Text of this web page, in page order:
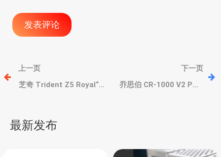
文
章
航
上一页
芝奇 Trident Z5 Royal“皇
计
下一页
乔思伯 CR-1000 V2 PRO
最新发布